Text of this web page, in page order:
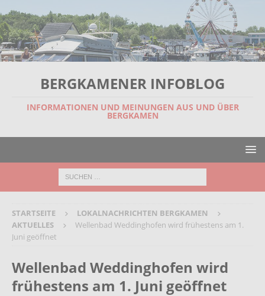
BERGKAMENER INFOBLOG
INFORMATIONEN UND MEINUNGEN AUS UND ÜBER
BERGKAMEN
STARTSEITE
LOKALNACHRICHTEN BERGKAMEN
AKTUELLES
Wellenbad Weddinghofen wird frühestens am 1.
Juni geöffnet
Wellenbad Weddinghofen wird
frühestens am 1. Juni geöffnet